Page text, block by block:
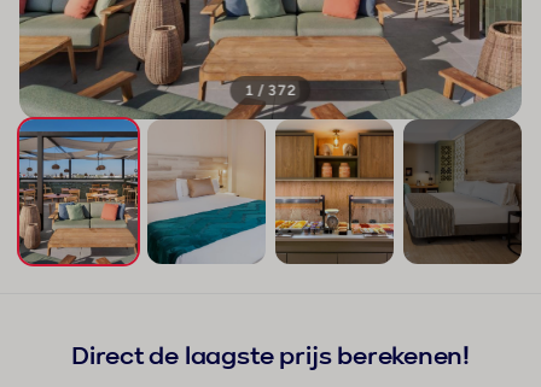
1 / 372
Direct de laagste prijs berekenen!